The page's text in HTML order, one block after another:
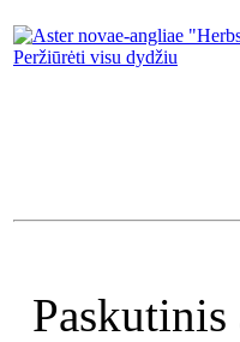
Peržiūrėti visu dydžiu